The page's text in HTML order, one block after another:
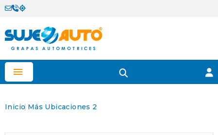

Inicio Más Ubicaciones 2